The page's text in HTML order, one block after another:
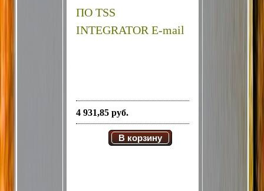
ПО TSS
INTEGRATOR E-mail
4 931,85 руб.
В корзину